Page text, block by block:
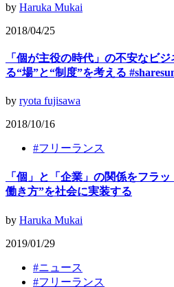
by Haruka Mukai
2018/04/25
「個が主役の時代」の不安なビ
る“場”と“制度”を考える
by ryota fujisawa
2018/10/16
#フリーランス
「個」と「企業」の関係をフラ
働き方”を社会に実装する
by Haruka Mukai
2019/01/29
#ニュース
#フリーランス